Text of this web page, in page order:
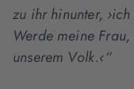
zu ihr hinunter,
Werde meine
unserem Volk.‹“